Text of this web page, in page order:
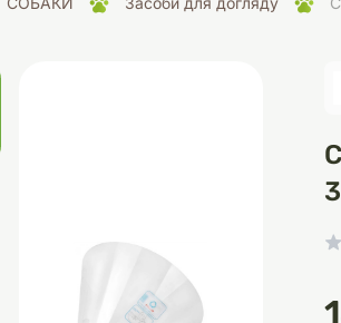
для кліток
акваріума